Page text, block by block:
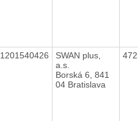
1201540426
SWAN plus,
a.s.
Borská 6, 841
04 Bratislava